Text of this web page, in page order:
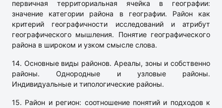
первичная территориальная ячейка в географии:
значение категории района в географии. Район как
критерий географичности исследований и атрибут
географического мышления. Понятие географического
района в широком и узком смысле слова.
14. Основные виды районов. Ареалы, зоны и собственно
районы. Однородные и узловые районы.
Индивидуальные и типологические районы.
15. Район и регион: соотношение понятий и подходов к